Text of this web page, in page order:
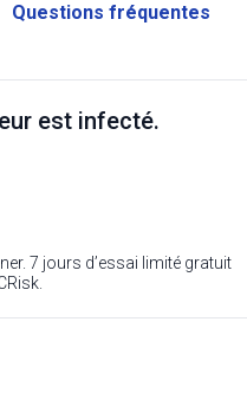
Questions fréquentes
est infecté.
7 jours d’essai limité gratuit